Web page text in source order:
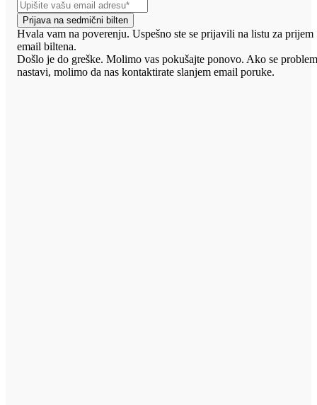
Prijava na sedmični bilten
Hvala vam na poverenju. Uspešno ste se prijavili na listu za prijem
email biltena.
Došlo je do greške. Molimo vas pokušajte ponovo. Ako se
nastavi, molimo da nas kontaktirate slanjem email poruke.